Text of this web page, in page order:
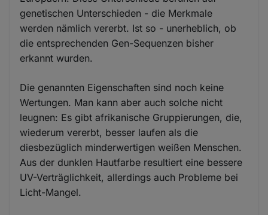
genetischen Unterschieden - die Merkmale
werden nämlich vererbt. Ist so - unerheblich, ob
die entsprechenden Gen-Sequenzen bisher
erkannt wurden.
Die genannten Eigenschaften sind noch keine
Wertungen. Man kann aber auch solche nicht
leugnen: Es gibt afrikanische Gruppierungen, die,
wiederum vererbt, besser laufen als die
diesbezüglich minderwertigen weißen Menschen.
Aus der dunklen Hautfarbe resultiert eine bessere
UV-Verträglichkeit, allerdings auch Probleme bei
Licht-Mangel.